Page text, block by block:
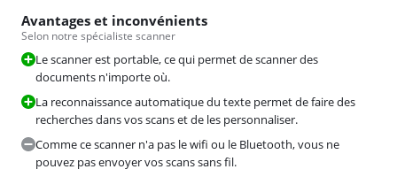
Avantages et inconvénients
Selon notre spécialiste scanner
Le scanner est portable, ce qui permet de scanner des
documents n'importe où.
La reconnaissance automatique du texte permet de faire des
recherches dans vos scans et de les personnaliser.
Comme ce scanner n'a pas le wifi ou le Bluetooth, vous ne
pouvez pas envoyer vos scans sans fil.